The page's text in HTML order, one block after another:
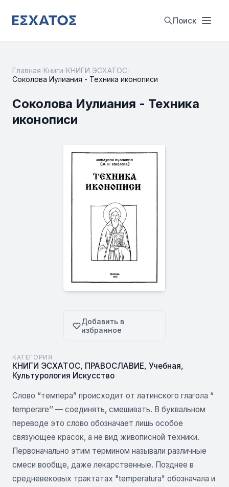
Поиск
Главная Книги КНИГИ ЭСХАТОС
Соколова Иулиания - Техника иконописи
Соколова Иулиания - Техника
иконописи
Добавить в
избранное
КАТЕГОРИЯ
КНИГИ ЭСХАТОС, ПРАВОСЛАВИЕ, Учебная,
Культурология Искусство
Слово “темпера” происходит от латинского глагола “
temperare’’ — соединять, смешивать. В буквальном
переводе это слово обозначает лишь особое
связующее красок, а не вид живописной техники.
Первоначально этим термином называли различные
смеси вообще, даже лекарственные. Позднее в
средневековых трактатах "temperatura" обозначала и